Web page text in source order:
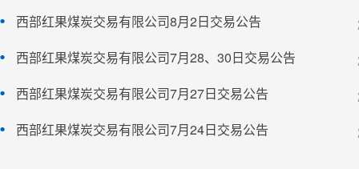
西部红果煤炭交易有限公司8月2日交易公告
西部红果煤炭交易有限公司7月28、30日交易公告
西部红果煤炭交易有限公司7月27日交易公告
西部红果煤炭交易有限公司7月24日交易公告